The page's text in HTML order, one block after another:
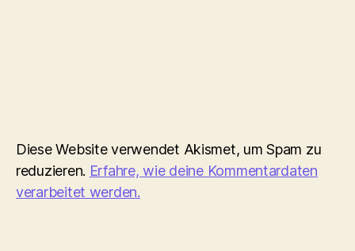
Diese Website verwendet Akismet, um Spam zu
reduzieren. Erfahre, wie deine Kommentardaten
verarbeitet werden.